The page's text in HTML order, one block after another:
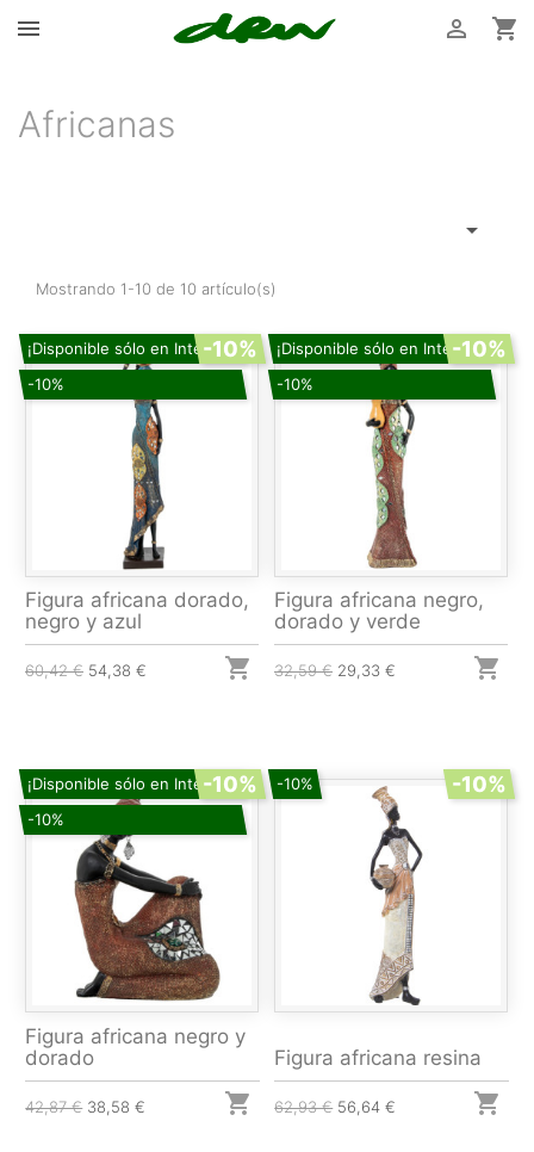
 

Africanas

Mostrando 1-10 de 10 artículo(s)
¡Disponible sólo en Internet!
-10%
-10%
Figura africana dorado,
negro y azul
60,42 € 54,38 € 
¡Disponible sólo en Internet!
-10%
-10%
Figura africana negro,
dorado y verde
32,59 € 29,33 € 
¡Disponible sólo en Internet!
-10%
-10%
Figura africana negro y
dorado
42,87 € 38,58 € 
-10% -10%
Figura africana resina
62,93 € 56,64 € 